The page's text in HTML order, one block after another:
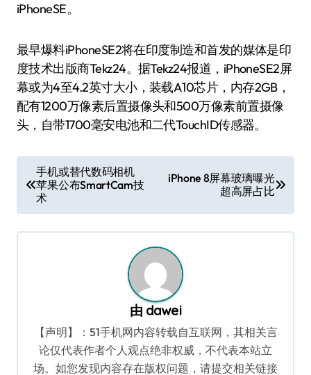
iPhoneSE。
最早爆料iPhoneSE2将在印度制造和首发的媒体是印
度技术出版商Tekz24。据Tekz24报道，iPhoneSE2屏
幕或为4至4.2英寸大小，装载A10芯片，内存2GB，
配有1200万像素后置摄像头和500万像素前置摄像
头，自带1700毫安电池和二代TouchID传感器。
章
导
航
手机或替代数码相机
苹果公布SmartCam技
术
iPhone 8屏幕玻璃曝光
超高屏占比
由 dawei
【声明】：51手机网内容转载自互联网，其相关言
论仅代表作者个人观点绝非权威，不代表本站立
场。如您发现内容存在版权问题，请提交相关链接